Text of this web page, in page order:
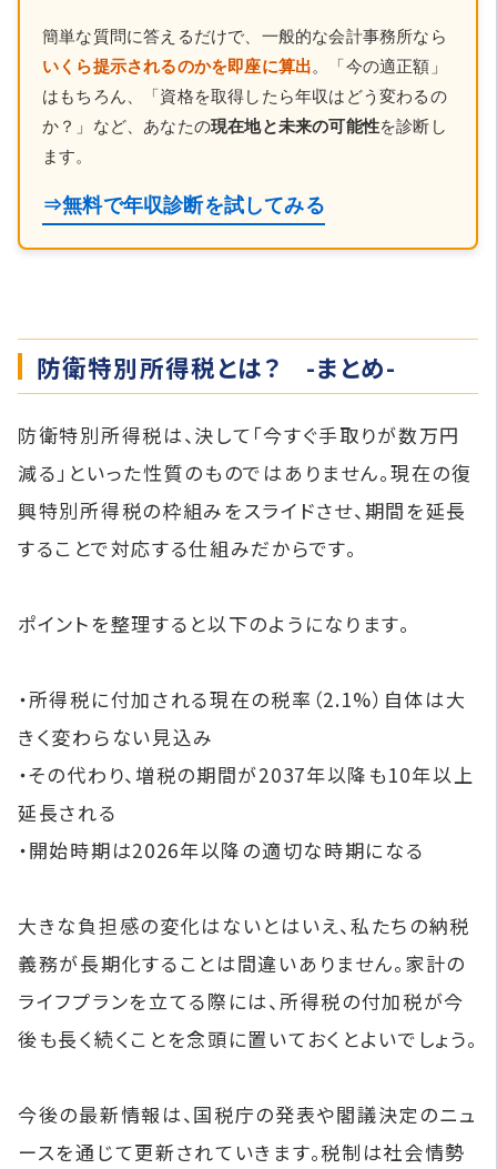
簡単な質問に答えるだけで、一般的な会計事務所なら
いくら提示されるのかを即座に算出。「今の適正額」
はもちろん、「資格を取得したら年収はどう変わるの
か？」など、あなたの現在地と未来の可能性を診断し
ます。
⇒無料で年収診断を試してみる
防衛特別所得税とは？ -まとめ-
防衛特別所得税は、決して「今すぐ手取りが数万円
減る」といった性質のものではありません。現在の復
興特別所得税の枠組みをスライドさせ、期間を延長
することで対応する仕組みだからです。
ポイントを整理すると以下のようになります。
・所得税に付加される現在の税率（2.1%）自体は大
きく変わらない見込み
・その代わり、増税の期間が2037年以降も10年以上
延長される
・開始時期は2026年以降の適切な時期になる
大きな負担感の変化はないとはいえ、私たちの納税
義務が長期化することは間違いありません。家計の
ライフプランを立てる際には、所得税の付加税が今
後も長く続くことを念頭に置いておくとよいでしょう。
今後の最新情報は、国税庁の発表や閣議決定のニュ
ースを通じて更新されていきます。税制は社会情勢